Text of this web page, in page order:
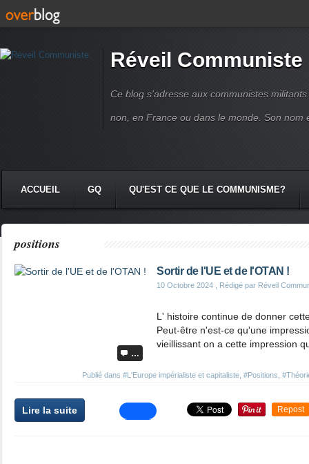
Réveil Communiste
Ce blog s'adresse aux communistes
non, en France ou dans le monde. Son nom
ACCUEIL GQ QU'EST CE QUE LE COMMUNISME?
positions
…
Sortir de l'UE et de l'OTAN !
10 Octobre 2024 , Rédigé par Réveil
Publié dans #L'Europe impérialiste et capitaliste #Positions
L' histoire continue de donner
Peut-être n'est-ce qu'une
vieillissant on a cette impression
Lire la suite Repost